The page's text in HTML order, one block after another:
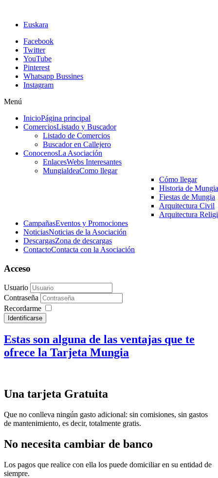
Euskara
Facebook
Twitter
YouTube
Pinterest
Whatsapp Bussines
Instagram
Menú
InicioPágina principal
ComerciosListado y Buscador
Listado de Comercios
Buscador en Callejero
ConocenosLa Asociación
EnlacesWebs Interesantes
MungialdeaComo llegar
Cómo llegar
Historia de Mungia
Fiestas de Mungia
Arquitectura Civil
Arquitectura
CampañasEventos y Promociones
NoticiasNoticias de la Asociación
DescargasZona de descargas
ContactoContacta con la Asociación
Acceso
Usuario
Contraseña
Recordarme
Identificarse
Estas son alguna de las ventajas que te
ofrece la Tarjeta Mungia
Una tarjeta Gratuita
Que no conlleva ningún gasto adicional: sin comisiones, sin gastos
de mantenimiento, es decir, totalmente gratis.
No necesita cambiar de banco
Los pagos que realice con ella los puede domiciliar en su entidad de
siempre.